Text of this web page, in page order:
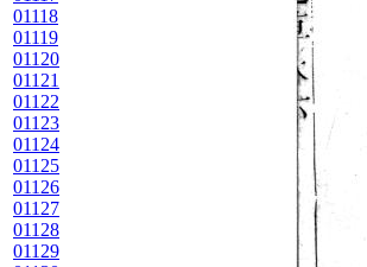
01118
01119
01120
01121
01122
01123
01124
01125
01126
01127
01128
01129